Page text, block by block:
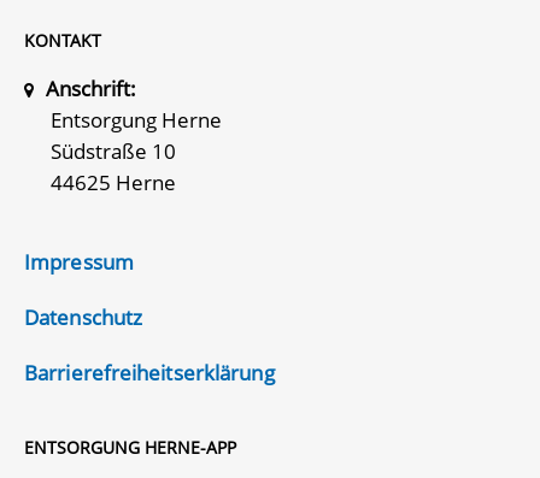
KONTAKT
Anschrift:
Entsorgung Herne
Südstraße 10
44625 Herne
Impressum
Datenschutz
Barrierefreiheitserklärung
ENTSORGUNG HERNE-APP